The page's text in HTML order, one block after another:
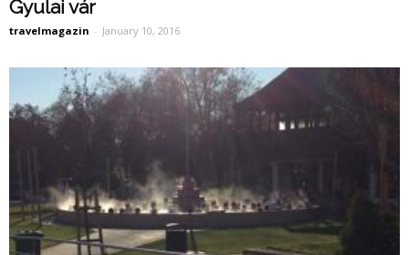
Gyulai vár
travelmagazin - January 10, 2016